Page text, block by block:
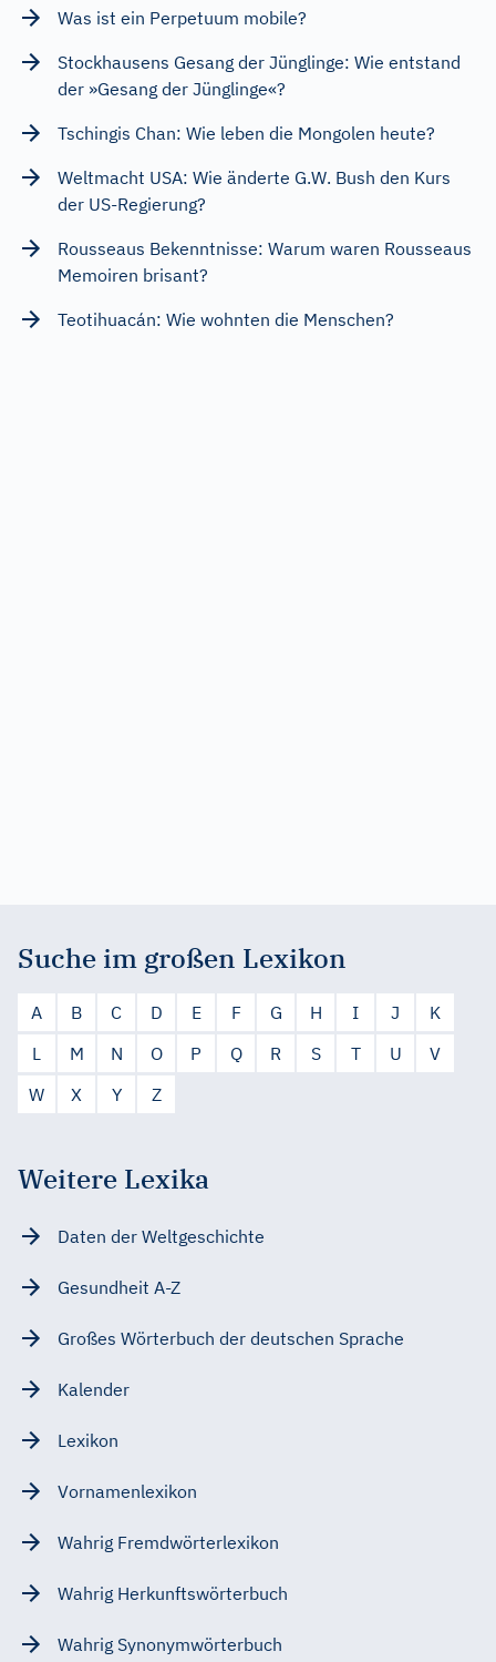
Was ist ein Perpetuum mobile?
Stockhausens Gesang der Jünglinge: Wie entstand
der »Gesang der Jünglinge«?
Tschingis Chan: Wie leben die Mongolen heute?
Weltmacht USA: Wie änderte G.W. Bush den Kurs
der US-Regierung?
Rousseaus Bekenntnisse: Warum waren Rousseaus
Memoiren brisant?
Teotihuacán: Wie wohnten die Menschen?
Suche im großen Lexikon
A B C D E F G H I J
K
L
M N O P Q R S T U
V
W
X Y Z
Weitere Lexika
Daten der Weltgeschichte
Gesundheit A-Z
Großes Wörterbuch der deutschen Sprache
Kalender
Lexikon
Vornamenlexikon
Wahrig Fremdwörterlexikon
Wahrig Herkunftswörterbuch
Wahrig Synonymwörterbuch